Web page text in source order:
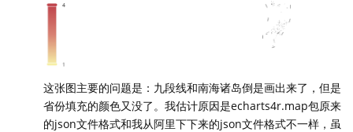
这张图主要的问题是：九段线和南海诸岛倒是画出来了，但是
省份填充的颜色又没了。我估计原因是echarts4r.map包原来
的json文件格式和我从阿里下下来的json文件格式不一样，虽